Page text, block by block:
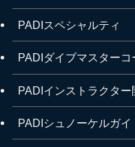
PADIスペシャルティ
PADIダイブマスターコ
PADIインストラクター
PADIシュノーケルガイ